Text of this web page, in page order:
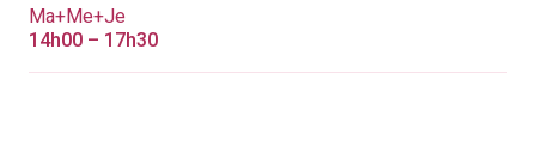
Ma+Me+Je
14h00 – 17h30